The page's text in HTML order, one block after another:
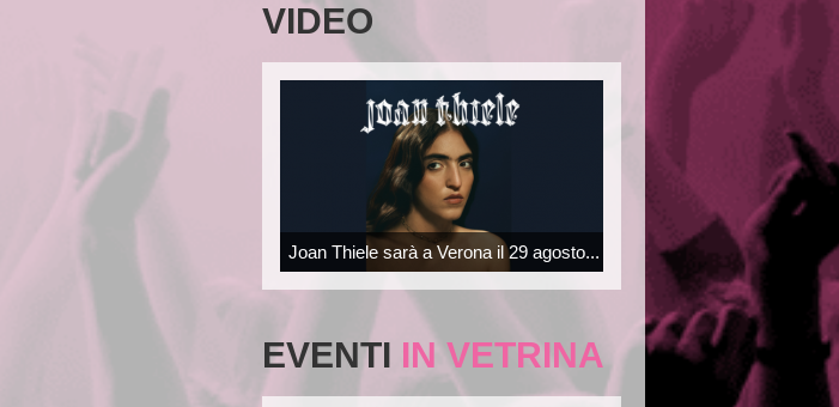
VIDEO
Joan Thiele sarà a Verona il 29 agosto...
EVENTI IN VETRINA